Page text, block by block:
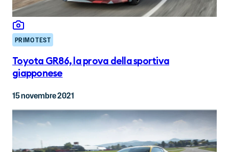
PRIMO TEST
Toyota GR86, la prova della sportiva
giapponese
15 novembre 2021